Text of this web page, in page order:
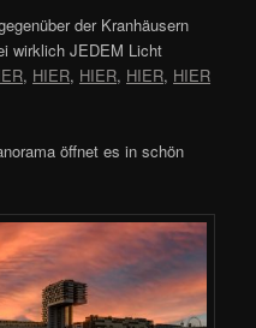
der Kranhäusern
wirklich JEDEM Licht
, HIER, HIER, HIER, HIER
öffnet es in schön